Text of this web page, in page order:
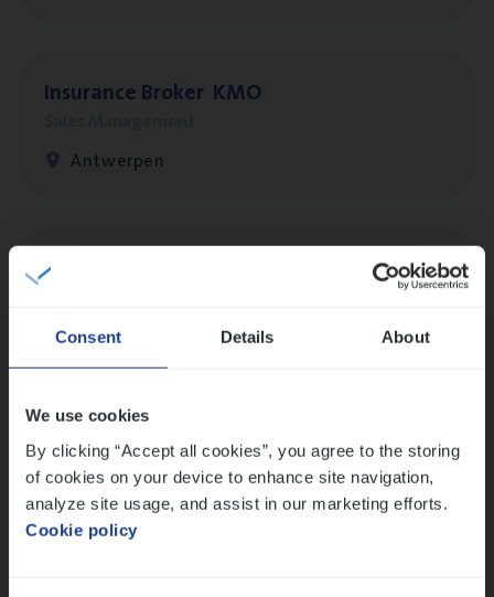
Consent Details About
We use cookies
By clicking “Accept all cookies”, you agree to the storing
of cookies on your device to enhance site navigation,
analyze site usage, and assist in our marketing efforts.
Cookie policy
Insu­ran­ce Bro­ker KMO
Antwerpen
Dos­sier­be­heer­der ver­ze­ke­rin­gen — Soci­al
Insurance Operations
Antwerpen
Dos­sier­be­heer­der Pro­per­ty verzekeringen
Insurance Operations
Antwerpen en Hasselt